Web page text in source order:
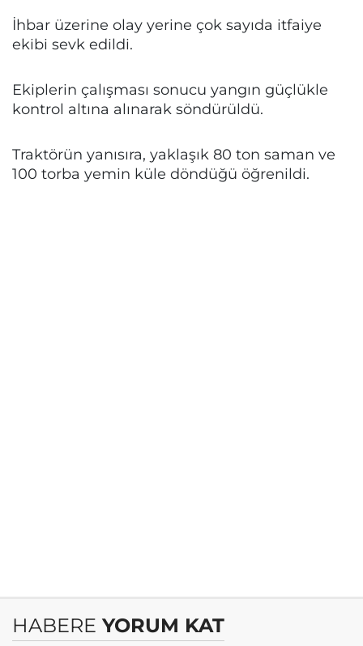
İhbar üzerine olay yerine çok sayıda itfaiye
ekibi sevk edildi.
Ekiplerin çalışması sonucu yangın güçlükle
kontrol altına alınarak söndürüldü.
Traktörün yanısıra, yaklaşık 80 ton saman ve
100 torba yemin küle döndüğü öğrenildi.
HABERE YORUM KAT